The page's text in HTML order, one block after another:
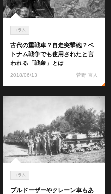
コラム
古代の重戦車？自走突撃砲？ベ
トナム戦争でも使用されたと言
われる「戦象」とは
2018/06/13 菅野 直人
コラム
ブルドーザーやクレーン車もあ